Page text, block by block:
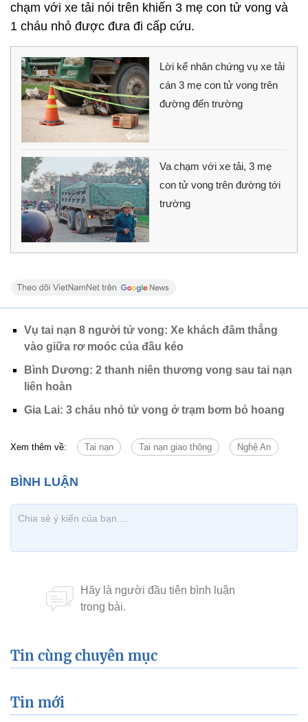
chạm với xe tải nói trên khiến 3 mẹ con tử vong và
1 cháu nhỏ được đưa đi cấp cứu.
Lời kể nhân chứng vụ xe tải
cán 3 mẹ con tử vong trên
đường đến trường
Va chạm với xe tải, 3 mẹ
con tử vong trên đường tới
trường
Vụ tai nạn 8 người tử vong: Xe khách đâm thẳng
vào giữa rơ moóc của đầu kéo
Bình Dương: 2 thanh niên thương vong sau tai nạn
liên hoàn
Gia Lai: 3 cháu nhỏ tử vong ở trạm bơm bỏ hoang
Xem thêm về: Tai nạn Tai nạn giao thông Nghệ An
Tin cùng chuyên mục
Tin mới